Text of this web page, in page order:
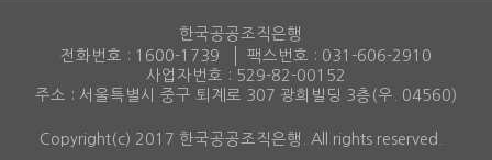
한국공공조직은행
전화번호 : 1600-1739 팩스번호 : 031-606-2910
사업자번호 : 529-82-00152
주소 : 서울특별시 중구 퇴계로 307 광희빌딩 3층(우. 04560)
Copyright(c) 2017 한국공공조직은행. All rights reserved.